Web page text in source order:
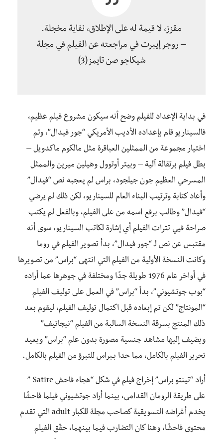
مقزز، لا قيمة له على الإطلاق، نفاية مخجلة.
– روجر إيبرت في مراجعته عن الفيلم في مجلة
شيكاجو صن تايمز(3)
في بداية الإعداد للفيلم وضح أنه سيكون مشروع فيلم عظيم،
فالسيناريو قام بإعداده الأديب الأمريكي “جور فيدال”، وتم
اختيار مجموعة من الممثلين العباقرة مثل مالكوم ماكدويل –
بطل فيلم برتقالة آلية – وبيتر أوتوول وهيلين ميرين والممثل
المسرحي العظيم جون جيلجود، براس لم يعجبه نص “فيدال”
وأعاد كتابة وترتيب البناء العام للسيناريو، لكن ذلك لم يرضي
“فيدال” وطالب برفع اسمه من على الفيلم، وبالفعل لم يكتب
صراحة فيي تترات الفيلم أي إشارة لكاتب السيناريو، سوى أنه
مقتبس عن نص لـ “جور فيدال”، بدأ تصوير الفيلم في روما
وكانت النسخة الأولية من الفيلم التي انتهى “براس” من تصويرها
في أواخر عام 1976 طويلة جدًا ومختلفة في جوهرها عما أراده
“بوب جوتشيوني”، بدأ “براس” في العمل على توليف الفيلم
“المونتاج” لكن تم إبعاده قبل اكتمال توليف الفيلم، ليقوم بعد
ذلك المنتج بسرقة النسخة السالبة من الفيلم “نيجاتيف”
ويضيف إليها مشاهد جنسية مصورة بدون علم “براس” ويعيد
تحرير الفيلم بالكامل، مما حدا بـبراس للتبرؤ من الفيلم بالكامل.
أراد “تينتو براس” إخراج فيلم في شكل “هجاء فاحش Satire ”
على طريقة الرومان القدامى، بينما أراد جوتشيوني فيلما فاحشًا
يخدم أغراضه التسويقية كصاحب مجلة للكبار adult التي تقدم
محتوى فاحشًا، وهنا كان التضارب فيما بينهما، حقّق الفيلم